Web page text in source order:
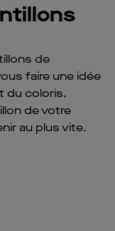
de
faire une idée
du coloris.
de votre
au plus vite.